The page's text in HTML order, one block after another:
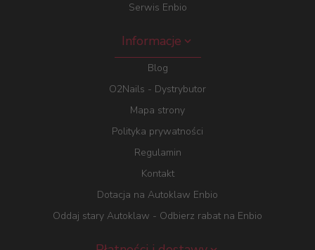
Serwis Enbio
Informacje
Blog
O2Nails - Dystrybutor
Mapa strony
Polityka prywatności
Regulamin
Kontakt
Dotacja na Autoklaw Enbio
Oddaj stary Autoklaw - Odbierz rabat na Enbio